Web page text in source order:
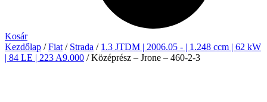
Kosár
Kezdőlap /Fiat / Strada / 1.3 JTDM | 2006.05 - | 1.248 ccm | 62 kW
| 84 LE | 223 A9.000 / Középrész – Jrone – 460-2-3